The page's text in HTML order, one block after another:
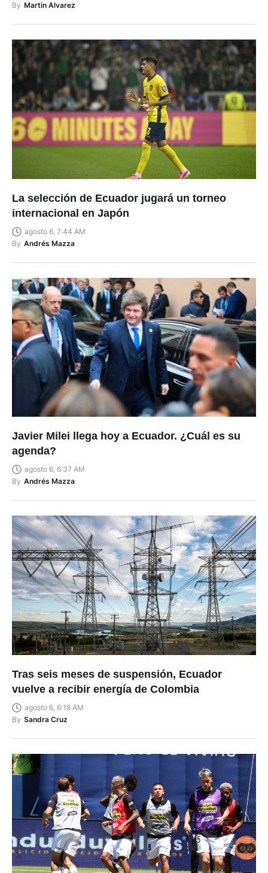
By Martin Alvarez
La selección de Ecuador jugará un torneo
internacional en Japón
agosto 6, 7:44 AM
By Andrés Mazza
Javier Milei llega hoy a Ecuador. ¿Cuál es su
agenda?
agosto 6, 6:37 AM
By Andrés Mazza
Tras seis meses de suspensión, Ecuador
vuelve a recibir energía de Colombia
agosto 6, 6:18 AM
By Sandra Cruz